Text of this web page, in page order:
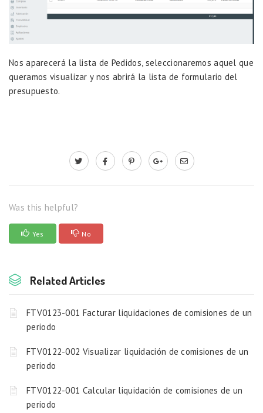
Nos aparecerá la lista de Pedidos, seleccionaremos aquel que
queramos visualizar y nos abrirá la lista de formulario del
presupuesto.
Was this helpful?
Yes No
Related Articles
FTV0123-001 Facturar liquidaciones de comisiones de un
periodo
FTV0122-002 Visualizar liquidación de comisiones de un
periodo
FTV0122-001 Calcular liquidación de comisiones de un
periodo